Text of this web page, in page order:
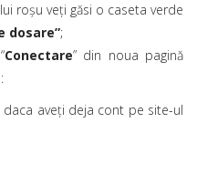
roșu veți găsi o caseta verde
dosare”;
Conectare” din noua pagină
aveți deja cont pe site-ul